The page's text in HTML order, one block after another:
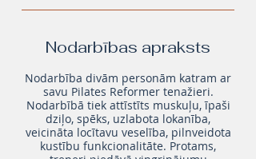
Nodarbības apraksts
Nodarbība divām personām katram ar
savu Pilates Reformer tenažieri.
Nodarbībā tiek attīstīts muskuļu, īpaši
dziļo, spēks, uzlabota lokanība,
veicināta locītavu veselība, pilnveidota
kustību funkcionalitāte. Protams,